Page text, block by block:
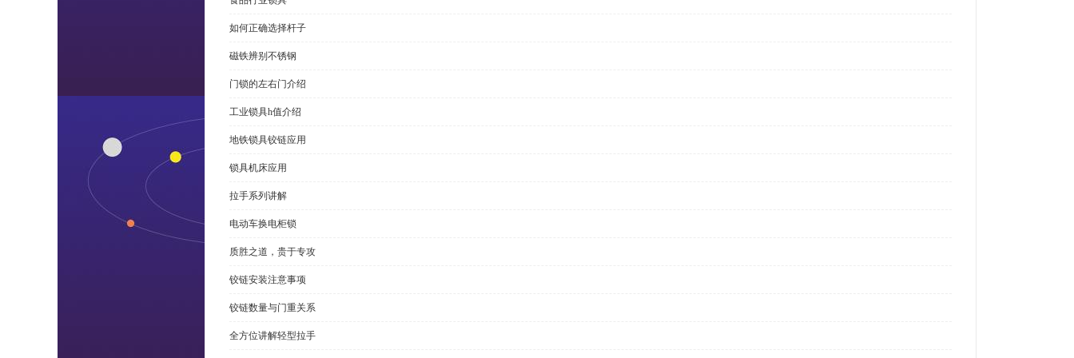
如何正确选择杆子
磁铁辨别不锈钢
门锁的左右门介绍
工业锁具h值介绍
地铁锁具铰链应用
锁具机床应用
拉手系列讲解
电动车换电柜锁
质胜之道，贵于专攻
铰链安装注意事项
铰链数量与门重关系
全方位讲解轻型拉手